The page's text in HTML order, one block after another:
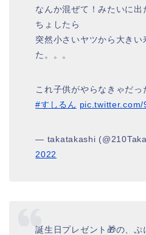
なんか混ぜて！みたいに出
ちょしたら
突然小さいヤツから大きい
た。。。
これ子供がやらなきゃだっ
#すしるん pic.twitter.com/
— takatakashi
2022
誕生日プレゼント🎁の、ぷ